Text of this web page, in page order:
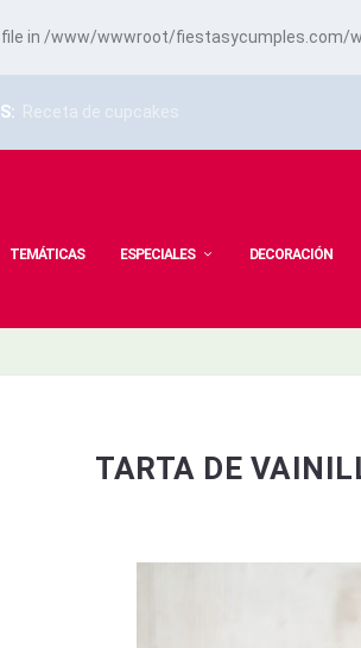
in /www/wwwroot/fiestasycumples.com/
Receta de cupcakes
TEMÁTICAS ESPECIALES DECORACIÓN
TARTA DE